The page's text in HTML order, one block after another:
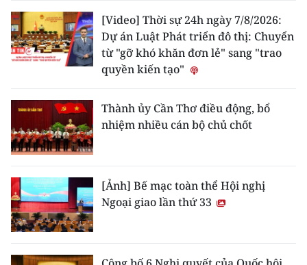
[Video] Thời sự 24h ngày 7/8/2026:
Dự án Luật Phát triển đô thị: Chuyển
từ "gỡ khó khăn đơn lẻ" sang "trao
quyền kiến tạo"
Thành ủy Cần Thơ điều động, bổ
nhiệm nhiều cán bộ chủ chốt
[Ảnh] Bế mạc toàn thể Hội nghị
Ngoại giao lần thứ 33